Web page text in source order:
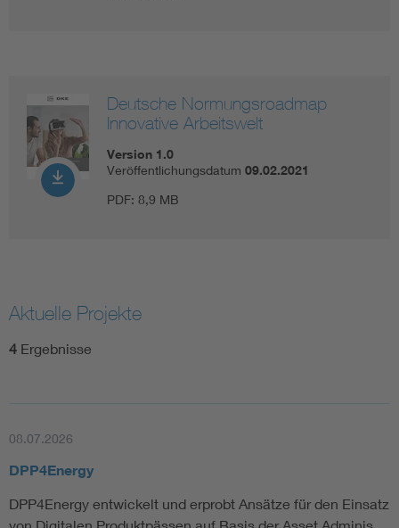
Deutsche Normungsroadmap
Innovative Arbeitswelt
Version 1.0
Veröffentlichungsdatum 09.02.2021
PDF: 8,9 MB
Aktuelle Projekte
4 Ergebnisse
08.07.2026
DPP4Energy
DPP4Energy entwickelt und erprobt Ansätze für den Einsatz